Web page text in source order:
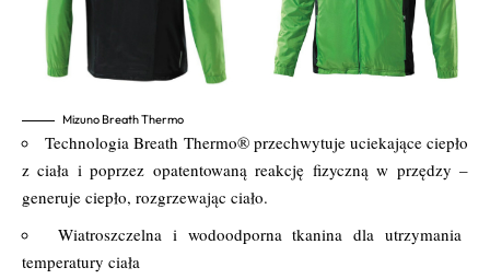
Mizuno Breath Thermo
Technologia Breath Thermo® przechwytuje uciekające ciepło
z ciała i poprzez opatentowaną reakcję fizyczną w przędzy –
generuje ciepło, rozgrzewając ciało.
Wiatroszczelna i wodoodporna tkanina dla utrzymania
temperatury ciała